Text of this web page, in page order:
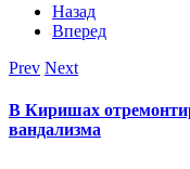
Назад
Вперед
Prev Next
В Киришах
вандализма